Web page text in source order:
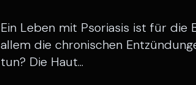
Ein Leben mit Psoriasis ist für die
allem die chronischen
tun? Die Haut...